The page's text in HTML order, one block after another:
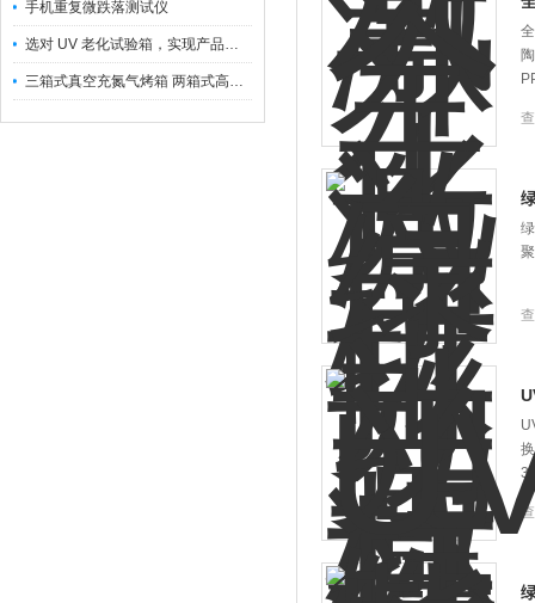
手机重复微跌落测试仪
选对 UV 老化试验箱，实现产品耐候检测一体化
三箱式真空充氮气烤箱 两箱式高温充氮真空箱
3